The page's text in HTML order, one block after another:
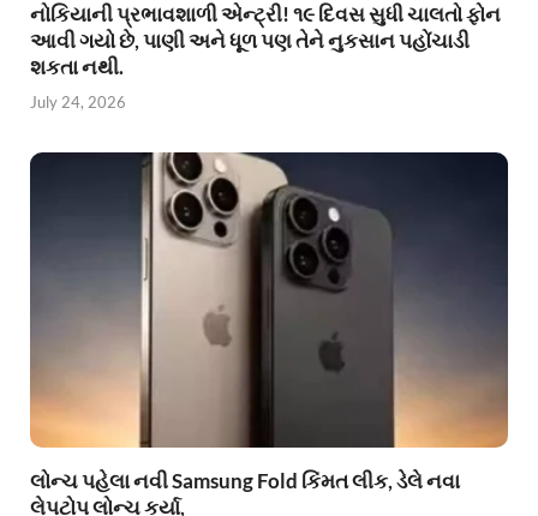
નોકિયાની પ્રભાવશાળી એન્ટ્રી! ૧૯ દિવસ સુધી ચાલતો ફોન
આવી ગયો છે, પાણી અને ધૂળ પણ તેને નુકસાન પહોંચાડી
શકતા નથી.
July 24, 2026
લોન્ચ પહેલા નવી Samsung Fold કિંમત લીક, ડેલે નવા
લેપટોપ લોન્ચ કર્યા,